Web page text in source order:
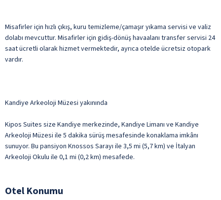
Misafirler için hızlı çıkış, kuru temizleme/çamaşır yıkama servisi ve valiz
dolabı mevcuttur. Misafirler için gidiş-dönüş havaalanı transfer servisi 24
saat ücretli olarak hizmet vermektedir, ayrıca otelde ücretsiz otopark
vardır.
Kandiye Arkeoloji Müzesi yakınında
Kipos Suites size Kandiye merkezinde, Kandiye Limanı ve Kandiye
Arkeoloji Müzesi ile 5 dakika sürüş mesafesinde konaklama imkânı
sunuyor. Bu pansiyon Knossos Sarayı ile 3,5 mi (5,7 km) ve İtalyan
Arkeoloji Okulu ile 0,1 mi (0,2 km) mesafede.
Otel Konumu